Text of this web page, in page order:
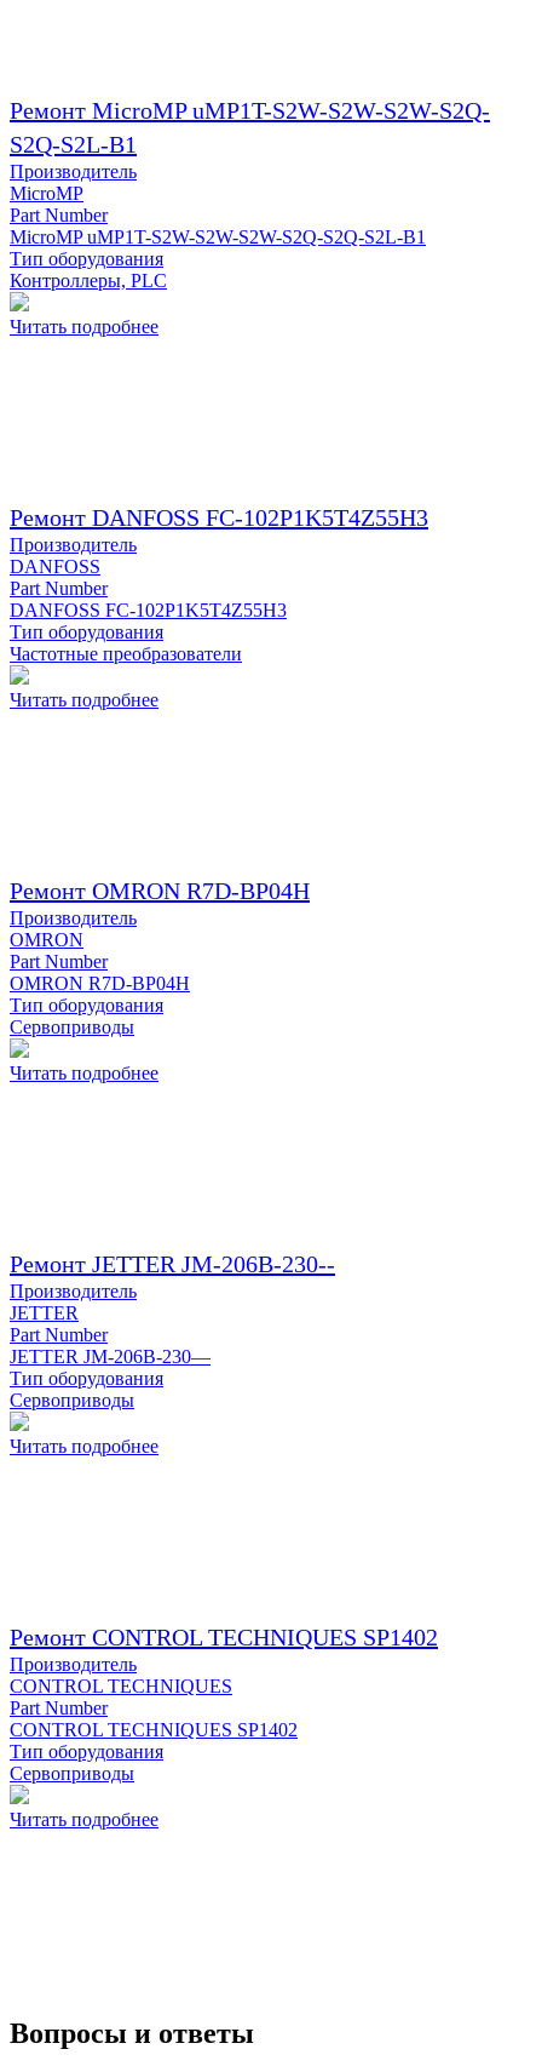
Ремонт MicroMP uMP1T-S2W-S2W-S2W-S2Q-
S2Q-S2L-B1
Производитель
MicroMP
Part Number
MicroMP uMP1T-S2W-S2W-S2W-S2Q-S2Q-S2L-B1
Тип оборудования
Контроллеры, PLC
Читать подробнее
Ремонт DANFOSS FC-102P1K5T4Z55H3
Производитель
DANFOSS
Part Number
DANFOSS FC-102P1K5T4Z55H3
Тип оборудования
Частотные преобразователи
Читать подробнее
Ремонт OMRON R7D-BP04H
Производитель
OMRON
Part Number
OMRON R7D-BP04H
Тип оборудования
Сервоприводы
Читать подробнее
Ремонт JETTER JM-206B-230--
Производитель
JETTER
Part Number
JETTER JM-206B-230—
Тип оборудования
Сервоприводы
Читать подробнее
Ремонт CONTROL TECHNIQUES SP1402
Производитель
CONTROL TECHNIQUES
Part Number
CONTROL TECHNIQUES SP1402
Тип оборудования
Сервоприводы
Читать подробнее
Вопросы и ответы